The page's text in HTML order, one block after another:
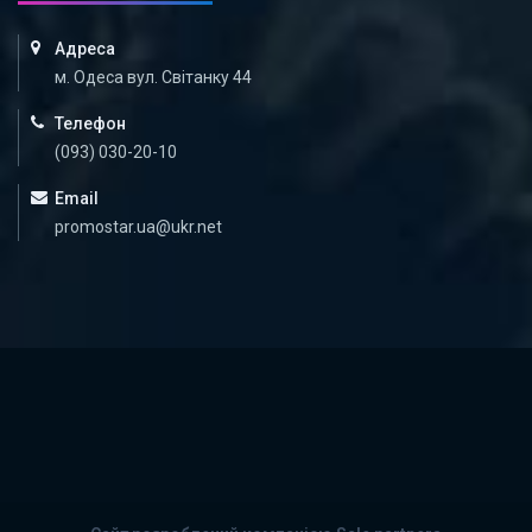
Адреса
м. Одеса вул. Світанку 44
Телефон
(093) 030-20-10
Email
promostar.ua@ukr.net